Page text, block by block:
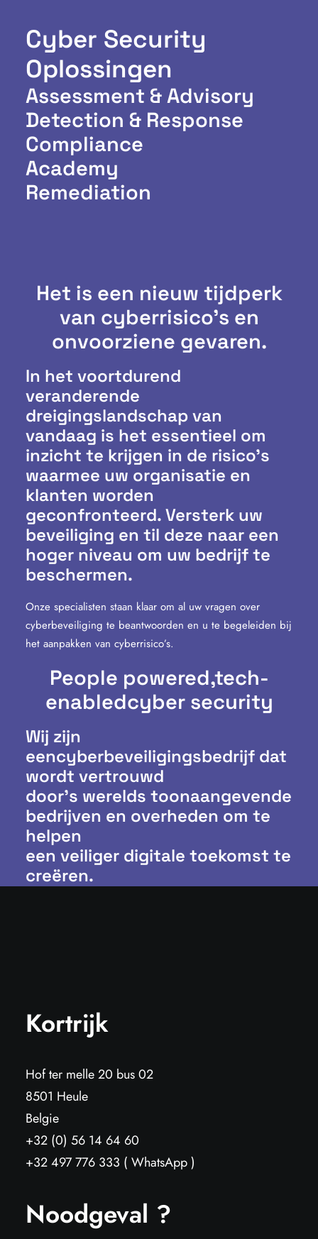
Cyber Security
Oplossingen
Assessment & Advisory
Detection & Response
Compliance
Academy
Remediation
Het is een nieuw tijdperk
van cyberrisico's en
onvoorziene gevaren.
In het voortdurend
veranderende
dreigingslandschap van
vandaag is het essentieel om
inzicht te krijgen in de risico’s
waarmee uw organisatie en
klanten worden
geconfronteerd. Versterk uw
beveiliging en til deze naar een
hoger niveau om uw bedrijf te
beschermen.
Onze specialisten staan klaar om al uw vragen over
cyberbeveiliging te beantwoorden en u te begeleiden bij
het aanpakken van cyberrisico’s.
People powered,tech-
enabledcyber security
Wij zijn
eencyberbeveiligingsbedrijf dat
wordt vertrouwd
door’s werelds toonaangevende
bedrijven en overheden om te
helpen
een veiliger digitale toekomst te
creëren.
Kortrijk
Hof ter melle 20 bus 02
8501 Heule
Belgie
+32 (0) 56 14 64 60
+32 497 776 333 ( WhatsApp )
Noodgeval ?